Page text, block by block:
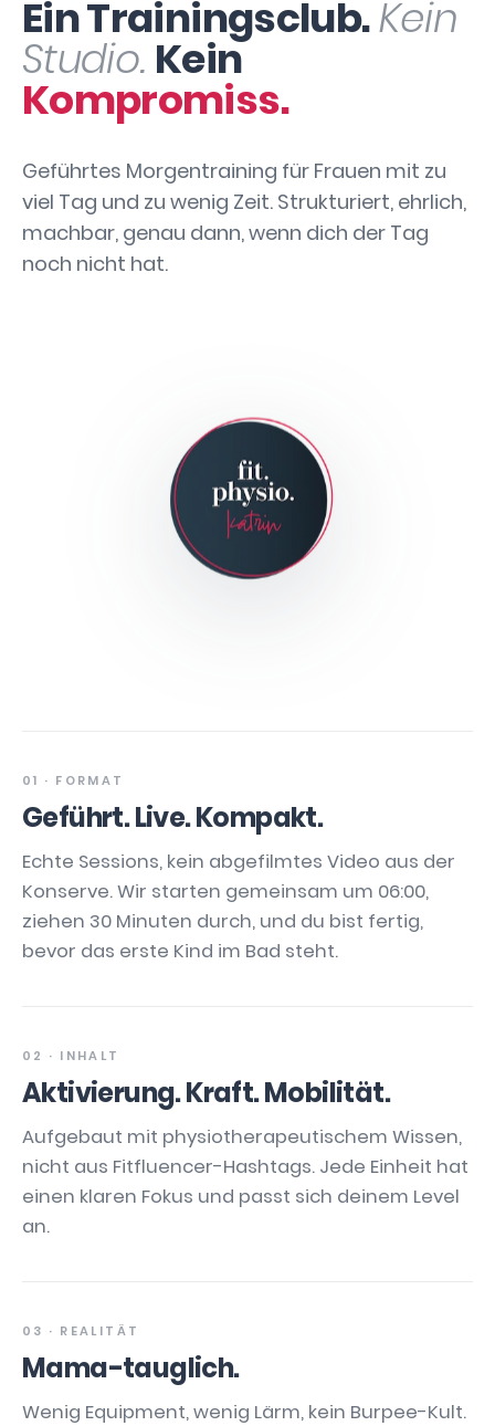
Ein Trainingsclub.Kein
Studio. Kein
Kompromiss.
Geführtes Morgentraining für Frauen mit zu
viel Tag und zu wenig Zeit. Strukturiert, ehrlich,
machbar, genau dann, wenn dich der Tag
noch nicht hat.
01 · FORMAT
Geführt. Live. Kompakt.
Echte Sessions, kein abgefilmtes Video aus der
Konserve. Wir starten gemeinsam um 06:00,
ziehen 30 Minuten durch, und du bist fertig,
bevor das erste Kind im Bad steht.
02 · INHALT
Aktivierung. Kraft. Mobilität.
Aufgebaut mit physiotherapeutischem Wissen,
nicht aus Fitfluencer-Hashtags. Jede Einheit hat
einen klaren Fokus und passt sich deinem Level
an.
03 · REALITÄT
Mama-tauglich.
Wenig Equipment, wenig Lärm, kein Burpee-Kult.